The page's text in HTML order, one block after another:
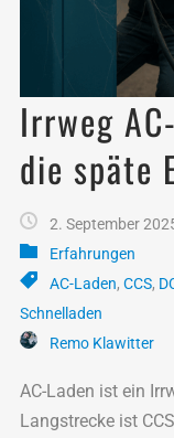
Irrweg
die späte
2. September
Erfahrungen
AC-Laden, CCS,
Schnelladen
Remo Klawitter
AC-Laden ist ein
Langstrecke ist